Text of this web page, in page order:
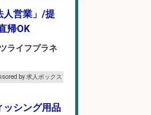
人営業」/提
帰OK
ライフプラネ
by 求人ボックス
ッシング用品